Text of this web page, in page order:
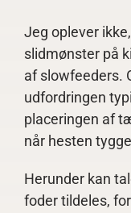
Jeg oplever
slidmønster på
af slowfeeders.
udfordringen
placeringen af
når hesten
Herunder kan
foder tildeles,